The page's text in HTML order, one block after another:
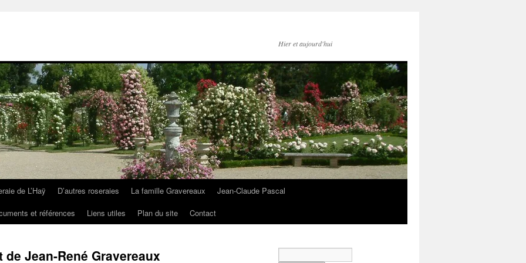
Hier et aujourd'hui
de L’Haÿ D’autres roseraies La famille Gravereaux
Jean-Claude Pascal
et références Liens utiles Plan du site Contact
Jean-René Gravereaux